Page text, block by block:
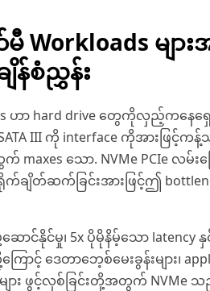
မီ Workloads မျ
န်စံညွှန်း
ဟာ hard drive တွေကိုလှည့်ကနေ
III ကို interface ကိုအားဖြင့်က
maxes သော. NVMe PCIe လမ်းကြ
ျိတ်ဆက်ခြင်းအားဖြင့်ဤ
ောင်နိုင်မှု၊ 5x ပိုမိုနိမ့်သော latency နှ
ာင့် ဒေတာဘေ့စ်မေးခွန်းများ၊
များ ဖွင့်လှစ်ခြင်းတို့အတွက် NVMe သ